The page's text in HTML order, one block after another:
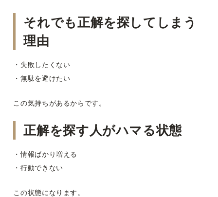
それでも正解を探してしまう
理由
・失敗したくない
・無駄を避けたい
この気持ちがあるからです。
正解を探す人がハマる状態
・情報ばかり増える
・行動できない
この状態になります。